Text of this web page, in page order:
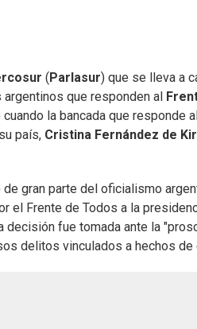
( Parlasur) que se lleva a
que responden al
la bancada que responde al
país, Cristina Fernández de
gran parte del oficialismo
el Frente de Todos a la
decisión fue tomada ante la
delitos vinculados a hechos de